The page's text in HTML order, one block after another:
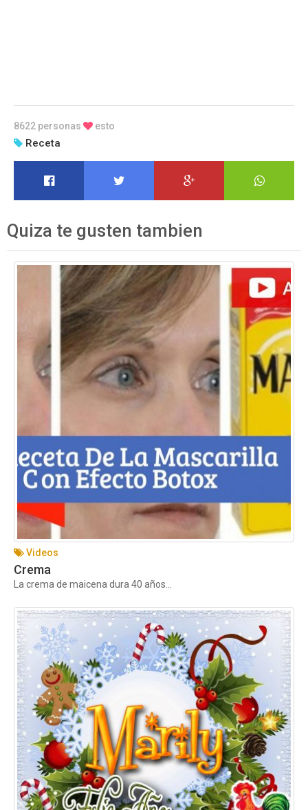
8622 personas esto
Receta
Quiza te gusten tambien
Videos
Crema
La crema de maicena dura 40 años...